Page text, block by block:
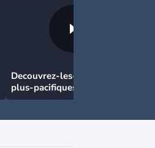
Decouvrez-les-7-pays-les-
plus-pacifiques